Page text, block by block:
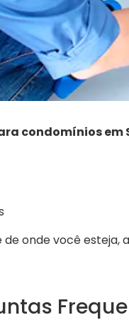
condomínios em
onde você esteja, a